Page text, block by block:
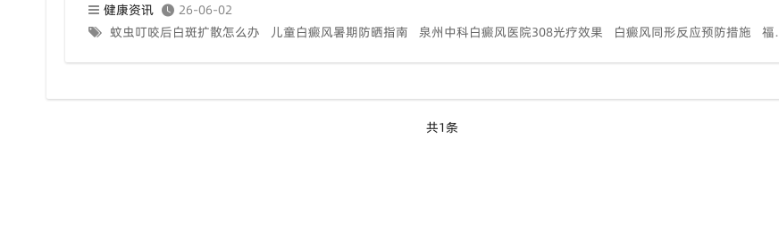
健康资讯
26-06-02
蚊虫叮咬后白斑扩散怎么办
儿童白癜风暑期防晒指南 泉州中科白癜风医院308光疗效果 白癜风同形反应预防措施 福建专业看白癜风医院哪家好
共1条